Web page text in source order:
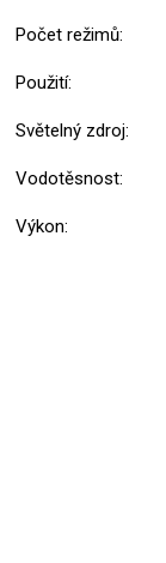
Počet režimů:
Použití:
Světelný zdroj:
Vodotěsnost:
Výkon: